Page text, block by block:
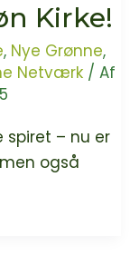
Kirke!
, Nye Grønne,
Netværk / Af
spiret – nu er
også